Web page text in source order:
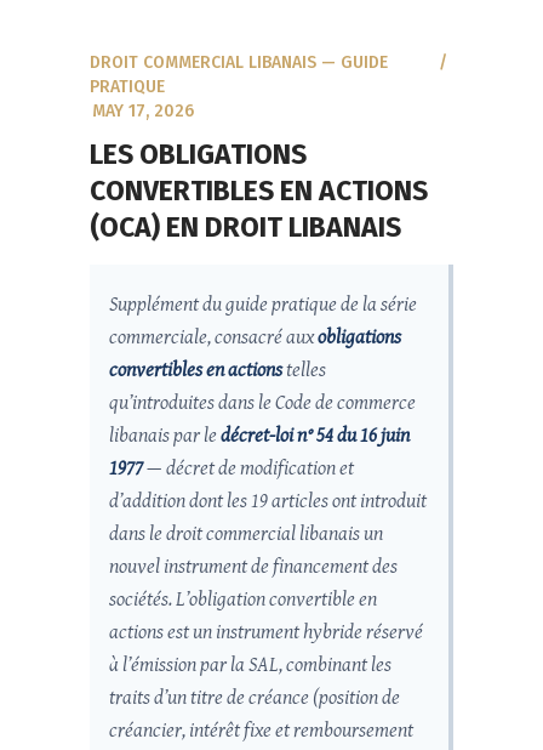
DROIT COMMERCIAL LIBANAIS — GUIDE
PRATIQUE
MAY 17, 2026
LES OBLIGATIONS
CONVERTIBLES EN ACTIONS
(OCA) EN DROIT LIBANAIS
Supplément du guide pratique de la série
commerciale, consacré auxobligations
convertibles en actionstelles
qu’introduites dans le Code de commerce
libanais par ledécret-loi n° 54 du 16 juin
1977— décret de modification et
d’addition dont les 19 articles ont introduit
dans le droit commercial libanais un
nouvel instrument de financement des
sociétés. L’obligation convertible en
actions est un instrument hybride réservé
à l’émission par la SAL, combinant les
traits d’un titre de créance (position de
créancier, intérêt fixe et remboursement